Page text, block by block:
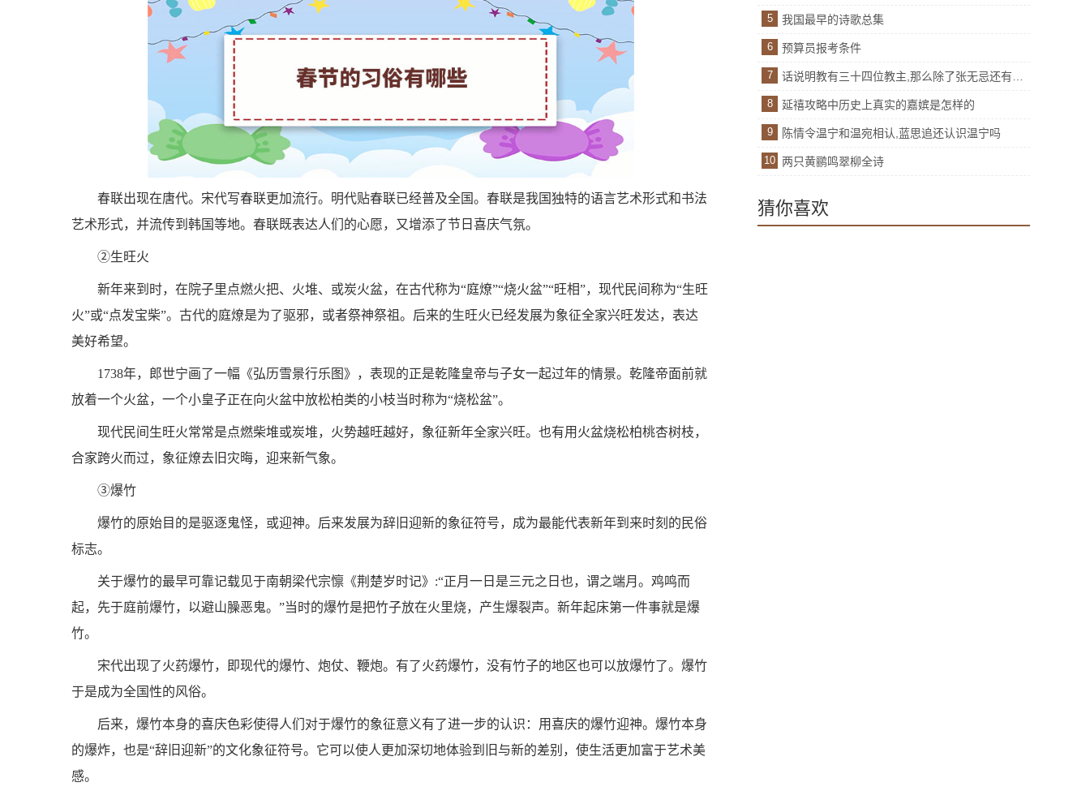
春联出现在唐代。宋代写春联更加流行。明代贴春联已经普及全国。春联是我国独特的语言艺术形式和书法
艺术形式，并流传到韩国等地。春联既表达人们的心愿，又增添了节日喜庆气氛。
②生旺火
新年来到时，在院子里点燃火把、火堆、或炭火盆，在古代称为“庭燎”“烧火盆”“旺相”，现代民间称为“生旺
火”或“点发宝柴”。古代的庭燎是为了驱邪，或者祭神祭祖。后来的生旺火已经发展为象征全家兴旺发达，表达
美好希望。
1738年，郎世宁画了一幅《弘历雪景行乐图》，表现的正是乾隆皇帝与子女一起过年的情景。乾隆帝面前就
放着一个火盆，一个小皇子正在向火盆中放松柏类的小枝当时称为“烧松盆”。
现代民间生旺火常常是点燃柴堆或炭堆，火势越旺越好，象征新年全家兴旺。也有用火盆烧松柏桃杏树枝，
合家跨火而过，象征燎去旧灾晦，迎来新气象。
③爆竹
爆竹的原始目的是驱逐鬼怪，或迎神。后来发展为辞旧迎新的象征符号，成为最能代表新年到来时刻的民俗
标志。
关于爆竹的最早可靠记载见于南朝梁代宗懔《荆楚岁时记》:“正月一日是三元之日也，谓之端月。鸡鸣而
起，先于庭前爆竹，以避山臊恶鬼。”当时的爆竹是把竹子放在火里烧，产生爆裂声。新年起床第一件事就是爆
竹。
宋代出现了火药爆竹，即现代的爆竹、炮仗、鞭炮。有了火药爆竹，没有竹子的地区也可以放爆竹了。爆竹
于是成为全国性的风俗。
后来，爆竹本身的喜庆色彩使得人们对于爆竹的象征意义有了进一步的认识：用喜庆的爆竹迎神。爆竹本身
的爆炸，也是“辞旧迎新”的文化象征符号。它可以使人更加深切地体验到旧与新的差别，使生活更加富于艺术美
感。
5 我国最早的诗歌总集
6 预算员报考条件
7
8 延禧攻略中历史上真实的嘉嫔是怎样的
9 陈情令温宁和温宛相认,蓝思追还认识温宁吗
10 两只黄鹂鸣翠柳全诗
猜你喜欢